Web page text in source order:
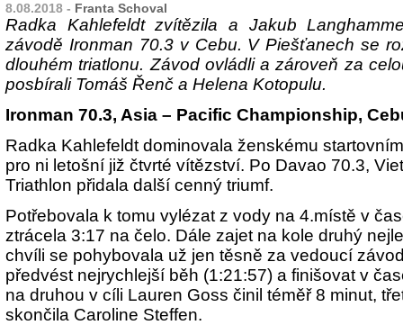
8.08.2018 - Franta Schoval
Radka Kahlefeldt zvítězila a Jakub
závodě Ironman 70.3 v Cebu. V Piešťanech se
dlouhém triatlonu. Závod ovládli a zároveň za
posbírali Tomáš Řenč a Helena Kotopulu.
Ironman 70.3, Asia – Pacific Championship,
Radka Kahlefeldt dominovala ženskému
pro ni letošní již čtvrté vítězství. Po Davao 70.3,
Triathlon přidala další cenný triumf.
Potřebovala k tomu vylézat z vody na 4.místě v
ztrácela 3:17 na čelo. Dále zajet na kole druhý
chvíli se pohybovala už jen těsně za vedoucí
předvést nejrychlejší běh (1:21:57) a finišovat v
na druhou v cíli Lauren Goss činil téměř 8 minut,
skončila Caroline Steffen.